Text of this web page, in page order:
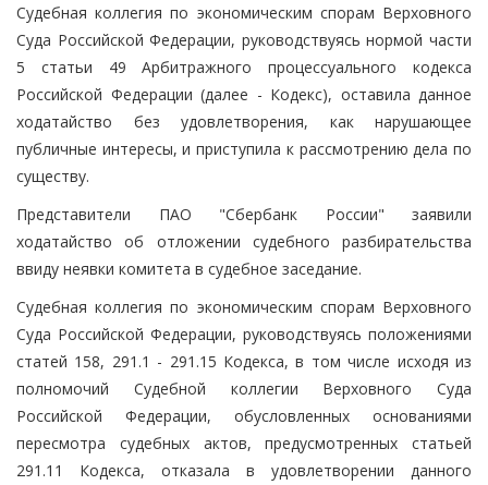
Судебная коллегия по экономическим спорам Верховного
Суда Российской Федерации, руководствуясь нормой части
5 статьи 49 Арбитражного процессуального кодекса
Российской Федерации (далее - Кодекс), оставила данное
ходатайство без удовлетворения, как нарушающее
публичные интересы, и приступила к рассмотрению дела по
существу.
Представители ПАО "Сбербанк России" заявили
ходатайство об отложении судебного разбирательства
ввиду неявки комитета в судебное заседание.
Судебная коллегия по экономическим спорам Верховного
Суда Российской Федерации, руководствуясь положениями
статей 158, 291.1 - 291.15 Кодекса, в том числе исходя из
полномочий Судебной коллегии Верховного Суда
Российской Федерации, обусловленных основаниями
пересмотра судебных актов, предусмотренных статьей
291.11 Кодекса, отказала в удовлетворении данного